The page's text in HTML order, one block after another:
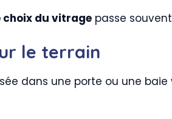
choix du vitrage passe
le terrain
dans une porte ou une baie